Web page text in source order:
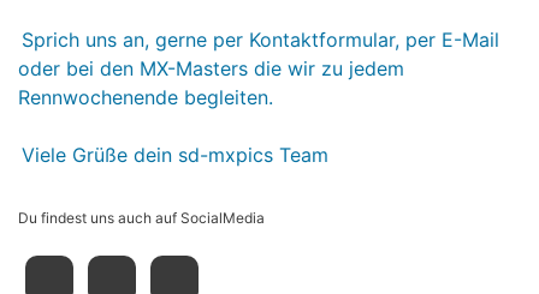
Sprich uns an, gerne per Kontaktformular, per E-Mail
oder bei den MX-Masters die wir zu jedem
Rennwochenende begleiten.
Viele Grüße dein sd-mxpics Team
Du findest uns auch auf SocialMedia